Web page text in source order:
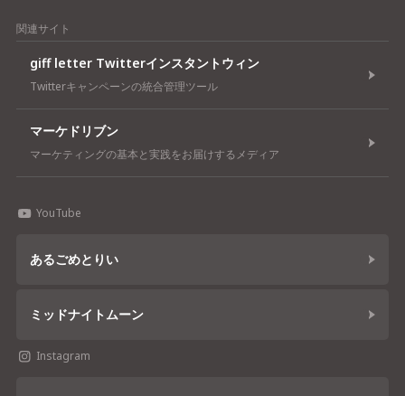
関連サイト
giff letter Twitterインスタントウィン
Twitterキャンペーンの統合管理ツール
マーケドリブン
マーケティングの基本と実践をお届けするメディア
YouTube
あるごめとりい
ミッドナイトムーン
Instagram